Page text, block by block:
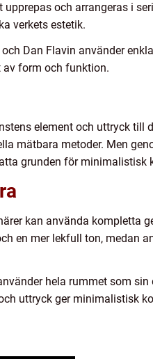
och arrangeras i
verkets estetik.
Dan Flavin använder
form och funktion.
element och uttryck till
mätbara metoder. Men
grunden för minimalistisk
kan använda kompletta
en mer lekfull ton, medan
hela rummet som sin
uttryck ger minimalistisk